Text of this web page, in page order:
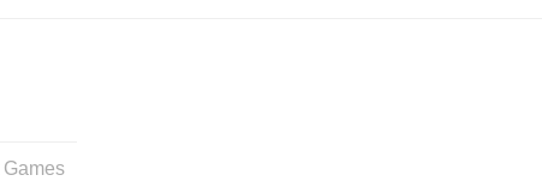
Games